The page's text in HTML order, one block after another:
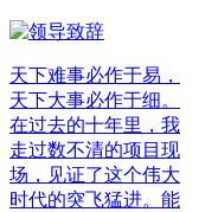
天下难事必作于易，
天下大事必作于细。
在过去的十年里，我
走过数不清的项目现
场，见证了这个伟大
时代的突飞猛进。能